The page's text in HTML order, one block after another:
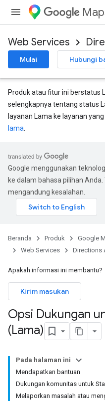
Web Services
Mulai Hubungi
Produk atau fitur ini berstatus
selengkapnya tentang status
layanan Lama ke layanan
lama
Google menggunakan
ke dalam bahasa pilihan
mengandung kesalahan.
Beranda Produk Google
Web Services
Directions
Apakah informasi ini membantu?
Kirim masukan
Opsi Dukungan
(Lama)
Pada halaman ini
Mendapatkan bantuan
Dukungan komunitas untuk
Melaporkan masalah atau